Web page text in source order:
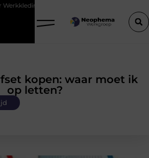
kopen: waar moet ik
op letten?